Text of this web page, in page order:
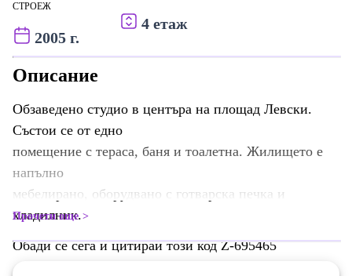
СТРОЕЖ
2005 г.
4 етаж
Описание
Обзаведено студио в центъра на площад Левски.
Състои се от едно
помещение с тераса, баня и тоалетна. Жилището е
напълно
мебелирано, оборудвано с готварска печка и
хладилник.
Обади се сега и цитирай този код Z-695465
Прочети още